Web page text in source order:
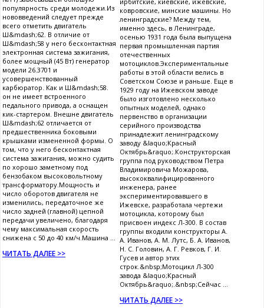
популярность среди молодежи.Из
нововведений следует прежде
всего отметить двигатель
Ш&mdash;62. В отличие от
Ш&mdash;58 у него бесконтактная
электронная система зажигания,
более мощный (45 Вт) генератор
модели 26.3701 и
усовершенствованный
карбюратор. Как и Ш&mdash;58.
он не имеет встроенного
педального привода, а оснащен
кик-стартером. Внешне двигатель
Ш&mdash;62 отличается от
предшественника боковыми
крышками измененной формы. О
том, что у него бесконтактная
система зажигания, можно судить
по хорошо заметному под
бензобаком высоковольтному
трансформатору.Мощность и
число оборотов двигателя не
изменились, передаточное же
число задней (главной) цепной
передачи увеличено, благодаря
чему максимальная скорость
снижена с 50 до 40 км/ч.Машина ...
ЧИТАТЬ ДАЛЕЕ >>
ковровские, минские машины. Но
ленинградские? Между тем,
именно здесь, в Ленинграде,
осенью 1931 года была выпущена
первая промышленная партия
отечественных
мотоциклов.Экспериментальные
работы в этой области велись в
Советском Союзе и раньше. Еще в
1929 году на Ижевском заводе
было изготовлено несколько
опытных моделей, однако
первенство в организации
серийного производства
принадлежит ленинградскому
заводу &laquo;Красный
Октябрь&raquo;.Конструкторская
группа под руководством Петра
Владимировича Можарова,
высококвалифицированного
инженера, ранее
экспериментировавшего в
Ижевске, разработала чертежи
мотоцикла, которому был
присвоен индекс Л-300. В состав
группы входили конструкторы А.
А. Иванов, А. М. Лутс, Б. А. Иванов,
Н. С. Головин, А. Г. Ревков, Г. И.
Гусев и автор этих
строк.&nbsp;Мотоцикл Л-300
завода &laquo;Красный
Октябрь&raquo;.&nbsp;Сейчас ...
ЧИТАТЬ ДАЛЕЕ >>